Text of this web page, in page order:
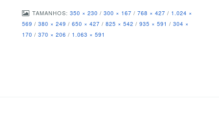
TAMANHOS: 350 × 230 / 300 × 167 / 768 × 427 / 1.024 ×
569 / 380 × 249 / 650 × 427 / 825 × 542 / 935 × 591 / 304 ×
170 / 370 × 206 / 1.063 × 591